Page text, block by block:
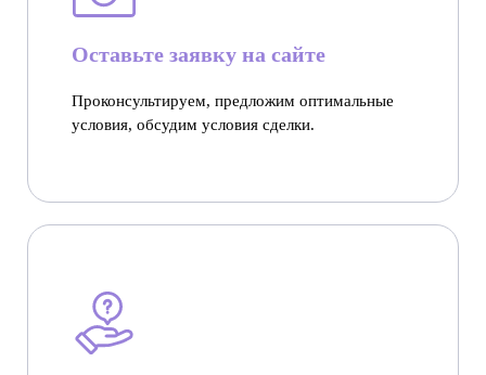
Оставьте заявку на сайте
Проконсультируем, предложим оптимальные
условия, обсудим условия сделки.